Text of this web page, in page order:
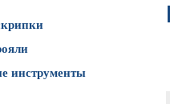
инструменты